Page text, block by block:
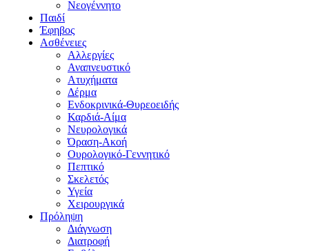
Νεογέννητο
Παιδί
Έφηβος
Ασθένειες
Αλλεργίες
Αναπνευστικό
Ατυχήματα
Δέρμα
Ενδοκρινικά-Θυρεοειδής
Καρδιά-Αίμα
Νευρολογικά
Όραση-Ακοή
Ουρολογικό-Γεννητικό
Πεπτικό
Σκελετός
Υγεία
Χειρουργικά
Πρόληψη
Διάγνωση
Διατροφή